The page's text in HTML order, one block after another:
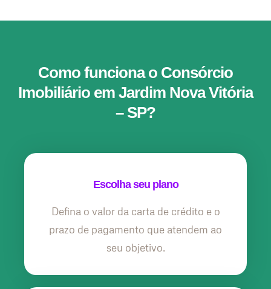
Como funciona o Consórcio
Imobiliário em Jardim Nova Vitória
– SP?
Escolha seu plano
Defina o valor da carta de crédito e o
prazo de pagamento que atendem ao
seu objetivo.